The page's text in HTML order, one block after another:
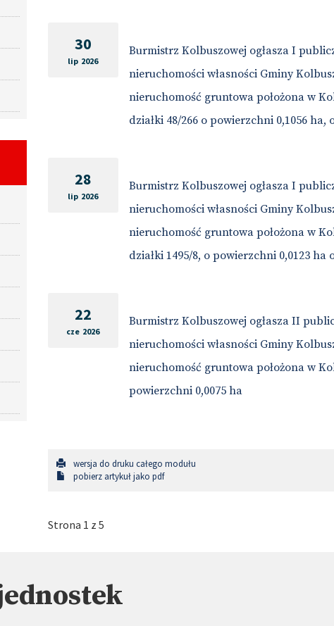
30
lip 2026
Burmistrz Kolbuszowej ogłasza I
nieruchomości własności Gminy
nieruchomość gruntowa położona w
działki 48/266 o powierzchni 0,1056 ha,
28
lip 2026
Burmistrz Kolbuszowej ogłasza I
nieruchomości własności Gminy
nieruchomość gruntowa położona w
działki 1495/8, o powierzchni 0,0123 ha
22
cze 2026
Burmistrz Kolbuszowej ogłasza II
nieruchomości własności Gminy
nieruchomość gruntowa położona w
powierzchni 0,0075 ha
wersja do druku całego modułu
pobierz artykuł jako pdf
Strona 1 z 5